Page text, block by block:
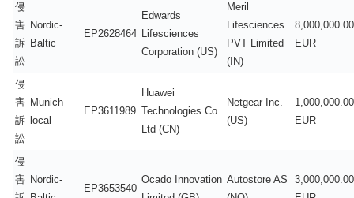
侵
害
訴
訟
Nordic-
Baltic
EP2628464
Edwards
Lifesciences
Corporation (US)
Meril
Lifesciences
PVT Limited
(IN)
8,000,000.00
EUR
侵
害
訴
訟
Munich
local
EP3611989
Huawei
Technologies Co.
Ltd (CN)
Netgear Inc.
(US)
1,000,000.00
EUR
侵
害 Nordic-
EP3653540
Ocado Innovation Autostore AS
3,000,000.00